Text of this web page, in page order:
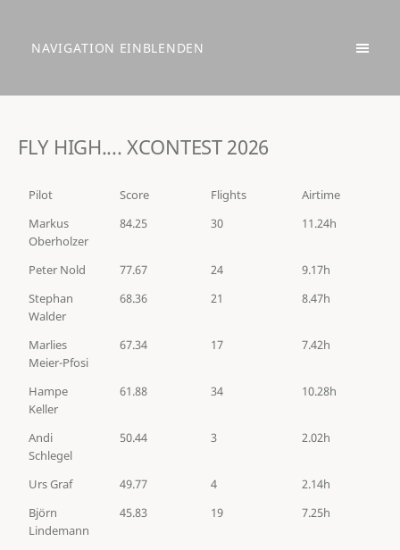
NAVIGATION EINBLENDEN
FLY HIGH.... XCONTEST 2026
Pilot Score Flights
Airtime
Markus
Oberholzer
84.25 30 11.24h
Peter Nold 77.67 24
9.17h
Stephan
Walder
68.36 21 8.47h
Marlies
Meier-Pfosi
67.34 17 7.42h
Hampe
Keller
61.88 34 10.28h
Andi
Schlegel
50.44 3 2.02h
Urs Graf 49.77 4
2.14h
Björn
Lindemann
45.83 19 7.25h